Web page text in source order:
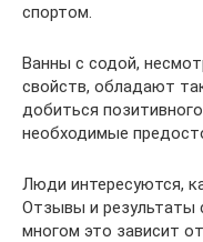
спортом.
Ванны с содой,
свойств, обладают
добиться
необходимые
Люди интересуются,
Отзывы и результаты
многом это зависит